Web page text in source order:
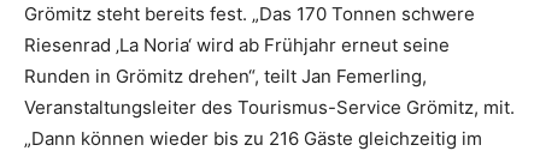
Grömitz steht bereits fest. „Das 170 Tonnen schwere
Riesenrad ‚La Noria‘ wird ab Frühjahr erneut seine
Runden in Grömitz drehen“, teilt Jan Femerling,
Veranstaltungsleiter des Tourismus-Service Grömitz, mit.
„Dann können wieder bis zu 216 Gäste gleichzeitig im